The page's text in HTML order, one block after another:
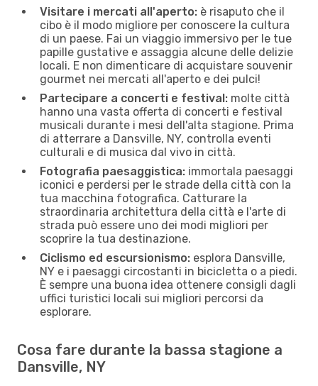
Visitare i mercati all'aperto: è risaputo che il
cibo è il modo migliore per conoscere la cultura
di un paese. Fai un viaggio immersivo per le tue
papille gustative e assaggia alcune delle delizie
locali. E non dimenticare di acquistare souvenir
gourmet nei mercati all'aperto e dei pulci!
Partecipare a concerti e festival: molte città
hanno una vasta offerta di concerti e festival
musicali durante i mesi dell'alta stagione. Prima
di atterrare a Dansville, NY, controlla eventi
culturali e di musica dal vivo in città.
Fotografia paesaggistica: immortala paesaggi
iconici e perdersi per le strade della città con la
tua macchina fotografica. Catturare la
straordinaria architettura della città e l'arte di
strada può essere uno dei modi migliori per
scoprire la tua destinazione.
Ciclismo ed escursionismo: esplora Dansville,
NY e i paesaggi circostanti in bicicletta o a piedi.
È sempre una buona idea ottenere consigli dagli
uffici turistici locali sui migliori percorsi da
esplorare.
Cosa fare durante la bassa stagione a
Dansville, NY